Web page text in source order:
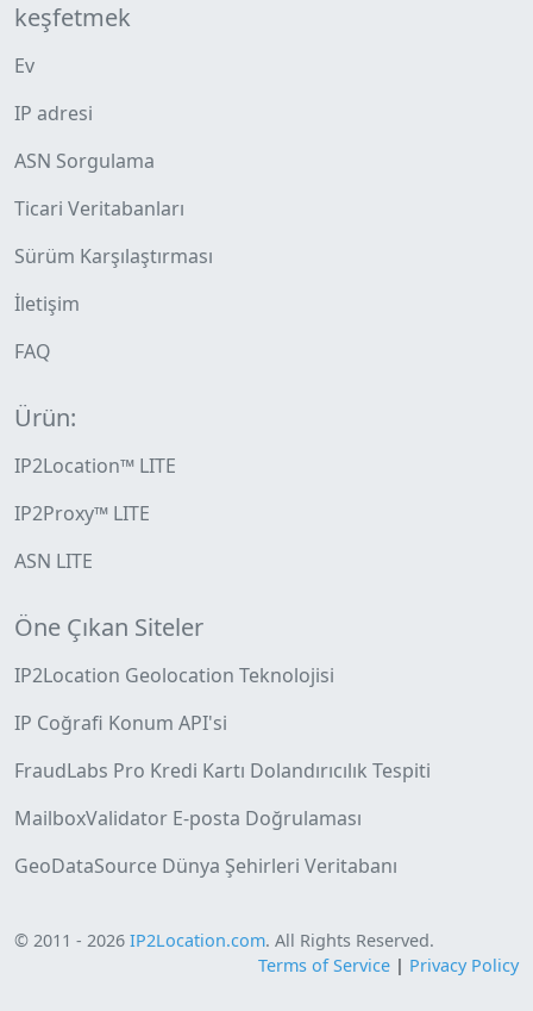
keşfetmek
Ev
IP adresi
ASN Sorgulama
Ticari Veritabanları
Sürüm Karşılaştırması
İletişim
FAQ
Ürün:
IP2Location™ LITE
IP2Proxy™ LITE
ASN LITE
Öne Çıkan Siteler
IP2Location Geolocation Teknolojisi
IP Coğrafi Konum API'si
FraudLabs Pro Kredi Kartı Dolandırıcılık Tespiti
MailboxValidator E-posta Doğrulaması
GeoDataSource Dünya Şehirleri Veritabanı
© 2011 - 2026 IP2Location.com. All Rights Reserved.
Terms of Service | Privacy Policy